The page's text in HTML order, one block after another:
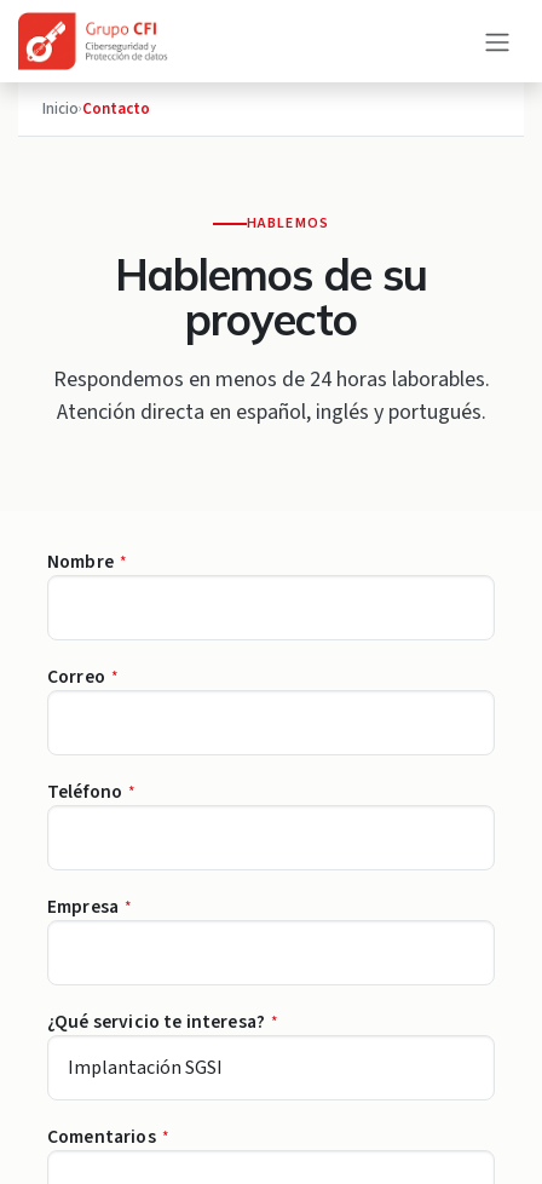
Skip to Content
Inicio›Contacto
HABLEMOS
Hablemos de su
proyecto
Respondemos en menos de 24 horas laborables.
Atención directa en español, inglés y portugués.
Nombre *
Correo *
Teléfono *
Empresa *
¿Qué servicio te interesa? *
Comentarios *